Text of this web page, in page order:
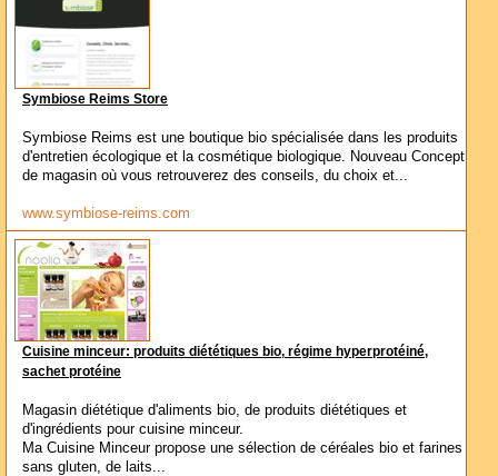
Symbiose Reims Store
Symbiose Reims est une boutique bio spécialisée dans les produits
d'entretien écologique et la cosmétique biologique. Nouveau Concept
de magasin où vous retrouverez des conseils, du choix et...
www.symbiose-reims.com
Cuisine minceur: produits diététiques bio, régime hyperprotéiné,
sachet protéine
Magasin diététique d'aliments bio, de produits diététiques et
d'ingrédients pour cuisine minceur.
Ma Cuisine Minceur propose une sélection de céréales bio et farines
sans gluten, de laits...